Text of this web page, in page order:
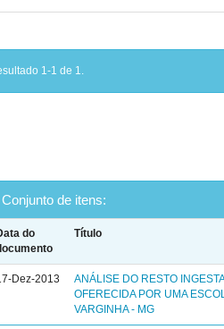
1-1 de 1.
Conjunto de itens:
do
Título
Dez-2013
ANÁLISE DO RESTO
OFERECIDA POR UMA
VARGINHA - MG